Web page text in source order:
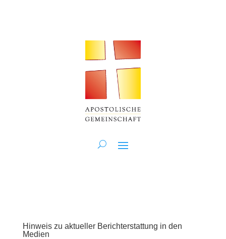
Hinweis zu aktueller Berichterstattung in den
Medien